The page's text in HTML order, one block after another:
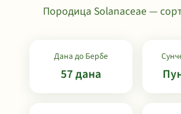
Породица Solanaceae —
Дана до Бербе
57 дана